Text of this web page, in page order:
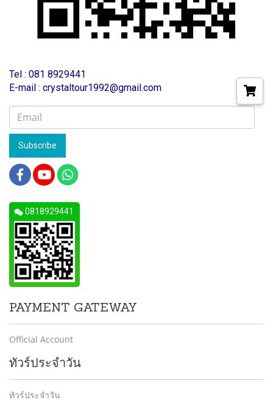
Tel : 081 8929441
E-mail : crystaltour1992@gmail.com
Subscribe
0818929441
PAYMENT GATEWAY
Official Account
ทัวร์ประจำวัน
ทัวร์ประจำวัน